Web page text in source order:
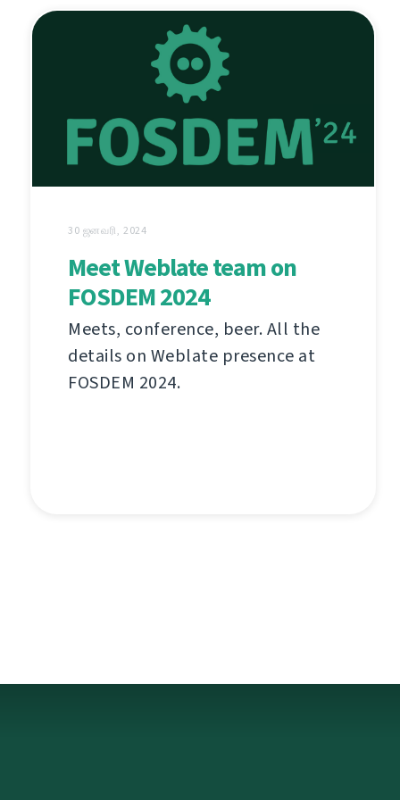
30 ஜனவரி, 2024
Meet Weblate team on
FOSDEM 2024
Meets, conference, beer. All the
details on Weblate presence at
FOSDEM 2024.